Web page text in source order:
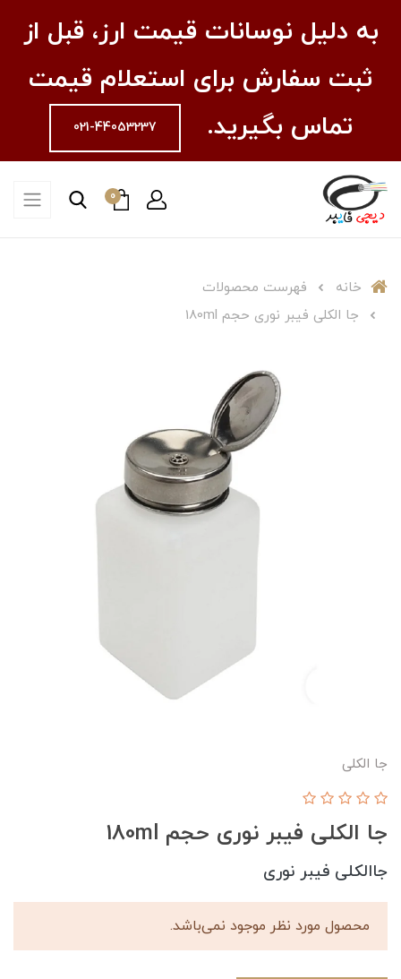
به دلیل نوسانات قیمت ارز، قبل از
ثبت سفارش برای استعلام قیمت
تماس بگیرید.
021-44053237
0
خانه
فهرست محصولات
جا الکلی فیبر نوری حجم 180ml
جا الکلی
جا الکلی فیبر نوری حجم 180ml
جاالکلی فیبر نوری
محصول مورد نظر موجود نمی‌باشد.